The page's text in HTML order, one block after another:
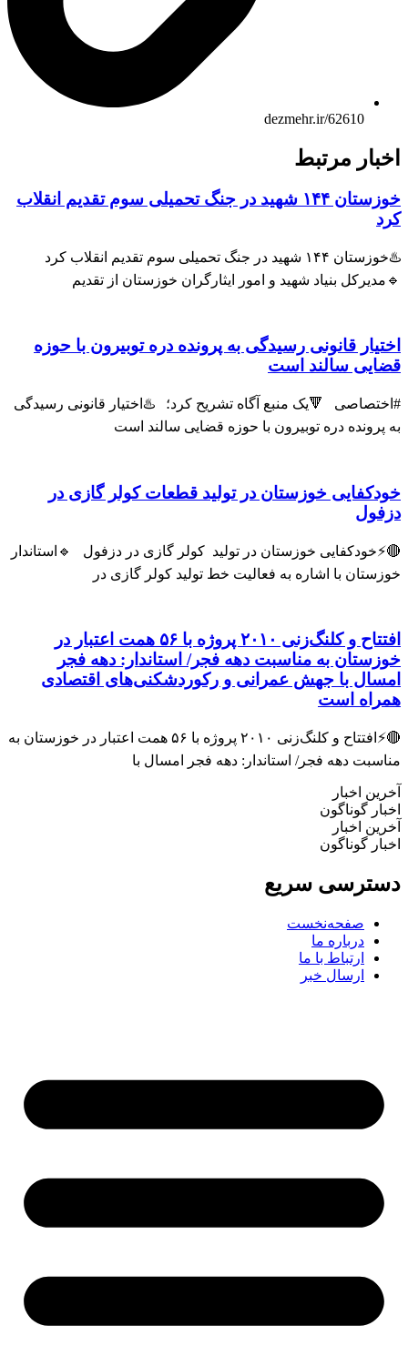
dezmehr.ir/62610
مرتبط
خوزستان ۱۴۴ شهید در جنگ تحمیلی سوم تقدیم انقلاب
♨️خوزستان ۱۴۴ شهید در جنگ تحمیلی سوم تقدیم انقلاب کرد
بنیاد شهید و امور ایثارگران خوزستان از تقدیم
قانونی رسیدگی به پرونده دره توبیرون با حوزه
سالند است
🔻یک منبع آگاه تشریح کرد؛ ♨️اختیار قانونی رسیدگی
پرونده دره توبیرون با حوزه قضایی سالند است
خوزستان در تولید قطعات کولر گازی در
خوزستان در تولید کولر گازی در دزفول 🔹استاندار
با اشاره به فعالیت خط تولید کولر گازی در
افتتاح و کلنگ‌زنی ۲۰۱۰ پروژه با ۵۶ همت اعتبار در
به مناسبت دهه فجر/ استاندار: دهه فجر
با جهش عمرانی و رکوردشکنی‌های اقتصادی
است
🔴⚡افتتاح و کلنگ‌زنی ۲۰۱۰ پروژه با ۵۶ همت اعتبار در خوزستان به
دهه فجر/ استاندار: دهه فجر امسال با
اخبار
گوناگون
اخبار
گوناگون
سریع
صفحه‌نخست
درباره ما
ارتباط با ما
ارسال خبر